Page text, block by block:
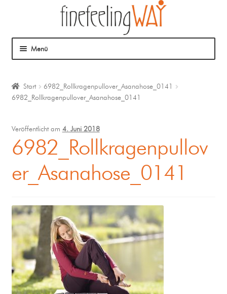
Menü
Mein Angebot
Coaching
Klangmassage
Start
6982_Rollkragenpullover_Asanahose_0141
6982_Rollkragenpullover_Asanahose_0141
Veröffentlicht am 4. Juni 2018
6982_Rollkragenpullov
er_Asanahose_0141